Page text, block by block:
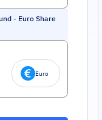
- Euro Share
Euro